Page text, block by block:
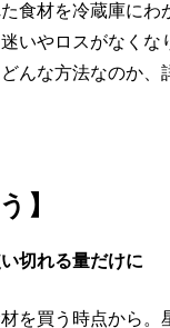
た食材を冷蔵庫にわ
いやロスがなくな
んな方法なのか、
】
切れる量だけに
を買う時点から。